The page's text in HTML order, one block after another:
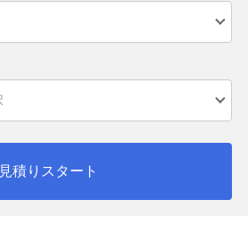
見積りスタート